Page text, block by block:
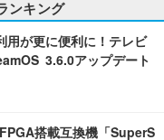
ンキング
用が更に便利に！テレビ
3.6.0アップデート
搭載互換機「SuperS